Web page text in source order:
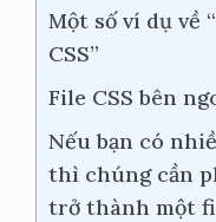
Một số ví dụ về
CSS”
File CSS bên
Nếu bạn có
thì chúng cần
trở thành một